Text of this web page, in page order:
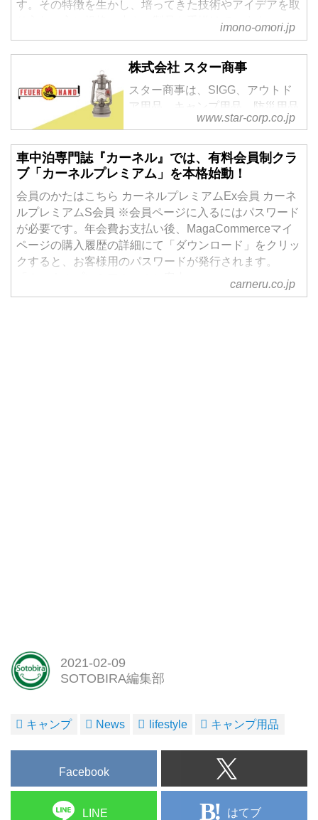
す。その特徴を生かし、培ってきた技術やアイデアを取
り入れ、主に規格の小さい製品を手掛けています。
imono-omori.jp
株式会社 スター商事
スター商事は、SIGG、アウトド
ア用品、キャンプ用品、防災用品
を取扱うプロフェッショナルで
www.star-corp.co.jp
車中泊専門誌『カーネル』では、有料会員制クラ
ブ「カーネルプレミアム」を本格始動！
会員のかたはこちら カーネルプレミアムEx会員 カーネ
ルプレミアムS会員 ※会員ページに入るにはパスワード
が必要です。年会費お支払い後、MagaCommerceマイ
ページの購入履歴の詳細にて「ダウンロード」をクリッ
クすると、お客様用のパスワードが発行されます。
carneru.co.jp
2021-02-09
SOTOBIRA編集部
キャンプ News lifestyle キャンプ用品
Facebook
LINE はてブ